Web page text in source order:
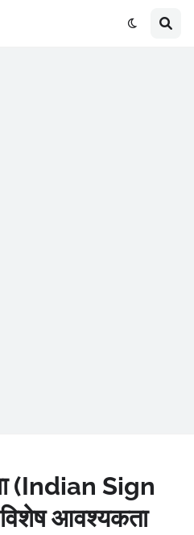
(Indian Sign
आवश्यकता